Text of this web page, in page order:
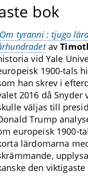
bok
Om tyranni : tjugo
av
vid Yale
1900-tals
han skrev i
2016 då
väljas till
Trump
europeisk 1900-
lärdomarna
den